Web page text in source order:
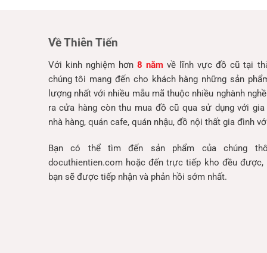
Về Thiên Tiến
Với kinh nghiệm hơn 8 nămvề lĩnh vực đồ cũ tại
chúng tôi mang đến cho khách hàng những sản
lượng nhất với nhiều mẫu mã thuộc nhiều nghành
ra cửa hàng còn thu mua đồ cũ qua sử dụng với gia
nhà hàng, quán cafe, quán nhậu, đồ nội thất gia đình
Bạn có thể tìm đến sản phẩm của chúng
docuthientien.com hoặc đến trực tiếp kho đều
bạn sẽ được tiếp nhận và phản hồi sớm nhất.